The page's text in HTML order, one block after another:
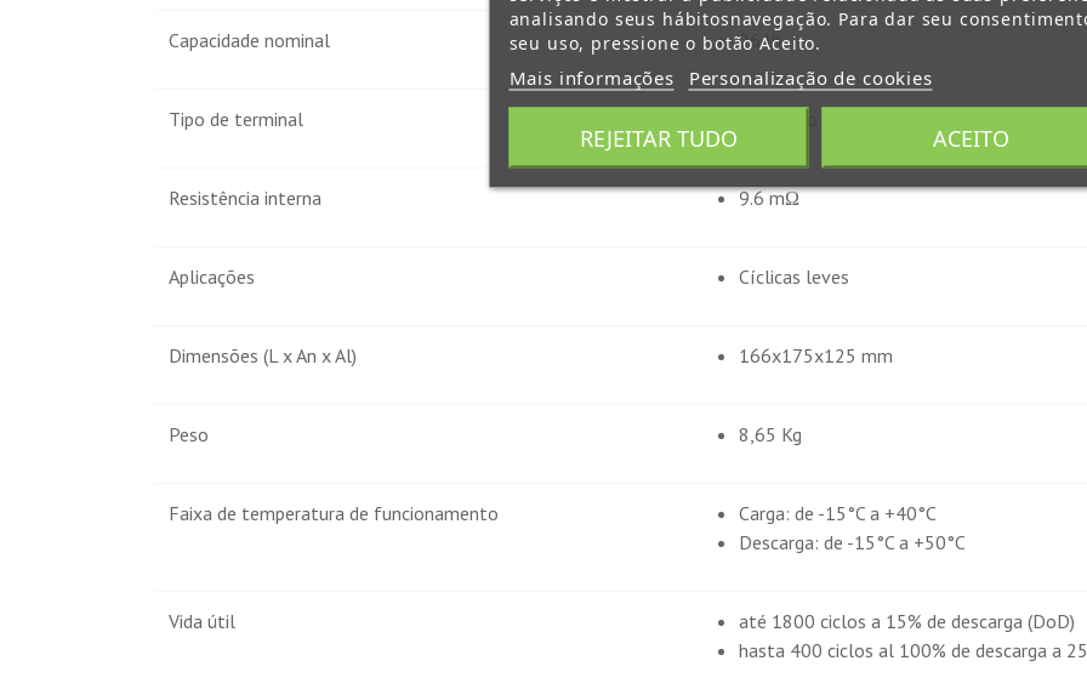
Capacidade nominal 26Ah
Tipo de terminal
Resistência interna 9.6 mΩ
Aplicações Cíclicas leves
Dimensões (L x An x Al) 166x175x125 mm
Peso 8,65 Kg
Faixa de temperatura de funcionamento
Carga: de -15°C a +40°C
Descarga: de -15°C a +50°C
Vida útil
até 1800 ciclos a 15% de descarga (DoD)
hasta 400 ciclos al 100% de descarga a
analisando seus hábitosnavegação. Para dar seu
seu uso, pressione o botão Aceito.
Mais informações Personalização de cookies
REJEITAR TUDO ACEITO